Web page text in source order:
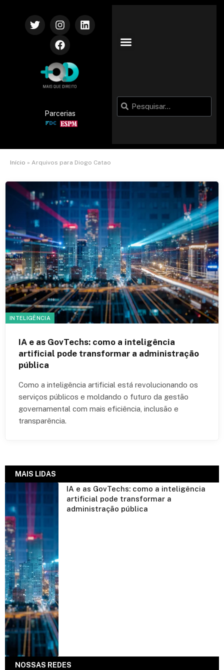
Parcerias
Início » Arquivos para Diogo Catao
INTELIGÊNCIA
IA e as GovTechs: como a inteligência
artificial pode transformar a administração
pública
Como a inteligência artificial está revolucionando os
serviços públicos e moldando o futuro da gestão
governamental com mais eficiência, inclusão e
transparência.
MAIS LIDAS
IA e as GovTechs: como a inteligência
artificial pode transformar a
administração pública
NOSSAS REDES